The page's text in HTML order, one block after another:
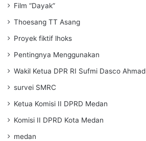
Film “Dayak”
Thoesang TT Asang
Proyek fiktif lhoks
Pentingnya Menggunakan
Wakil Ketua DPR RI Sufmi Dasco Ahmad
survei SMRC
Ketua Komisi II DPRD Medan
Komisi II DPRD Kota Medan
medan